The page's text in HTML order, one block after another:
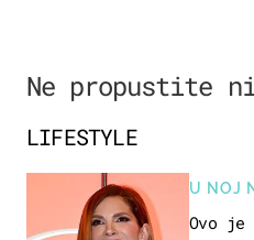
Ne propustite
LIFESTYLE
U NOJ
Ovo je